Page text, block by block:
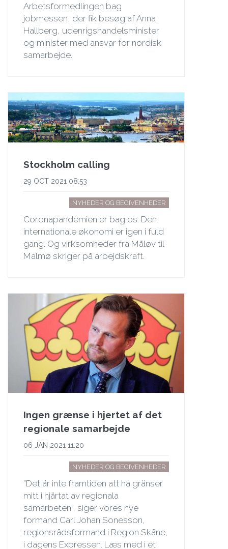
Arbetsformedlingen bag
jobmessen, der fik besøg af Anna
Hallberg, udenrigshandelsminister
og minister med ansvar for nordisk
samarbejde.
Stockholm calling
29 OCT 2021 08:53
NYHEDER OG BEGIVENHEDER
Coronapandemien er bag os. Den
internationale økonomi er igen i fuld
gang. Og virksomheder fra Måløv til
Malmø skriger på arbejdskraft.
Ingen grænse i hjertet af det
regionale samarbejde
06 JAN 2021 11:20
NYHEDER OG BEGIVENHEDER
”Det är inte framtiden att ha gränser
mitt i hjärtat av regionala
samarbeten”, siger vores nye
formand Carl Johan Sonesson,
regionsrådsformand i Region Skåne,
i dagens Expressen. Læs med i et